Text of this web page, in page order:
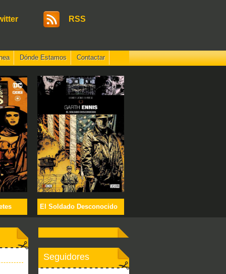
RSS
Dónde Estamos Contactar
El Soldado Desconocido
Seguidores